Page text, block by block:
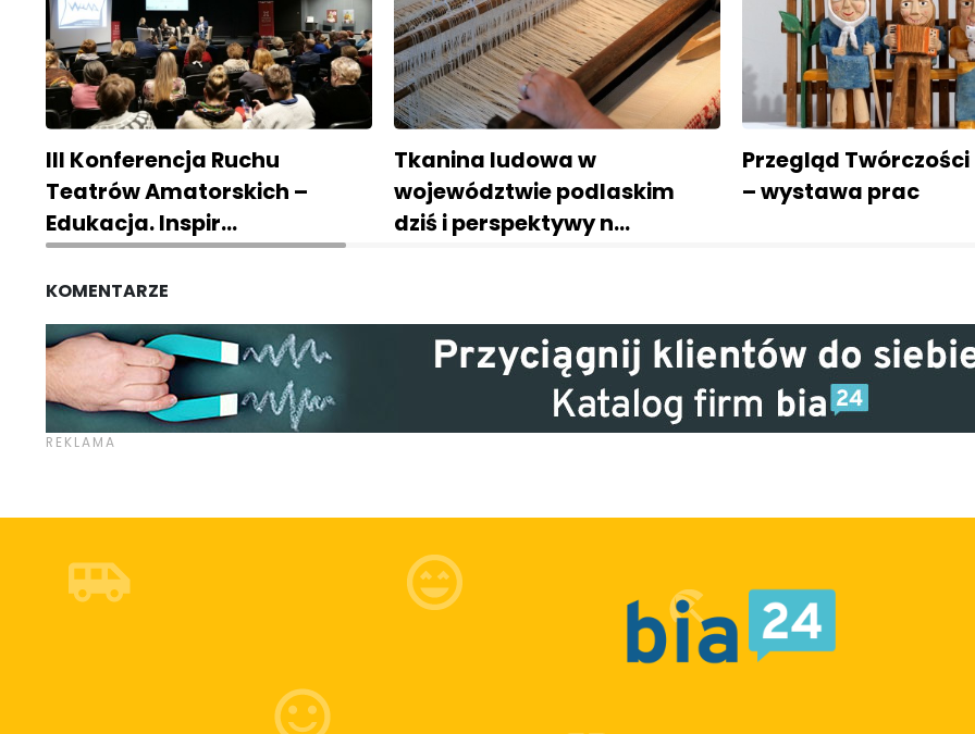
III Konferencja Ruchu
Teatrów Amatorskich –
Edukacja. Inspir…
Tkanina ludowa w
województwie podlaskim
dziś i perspektywy n…
Przegląd
– wystawa prac
KOMENTARZE